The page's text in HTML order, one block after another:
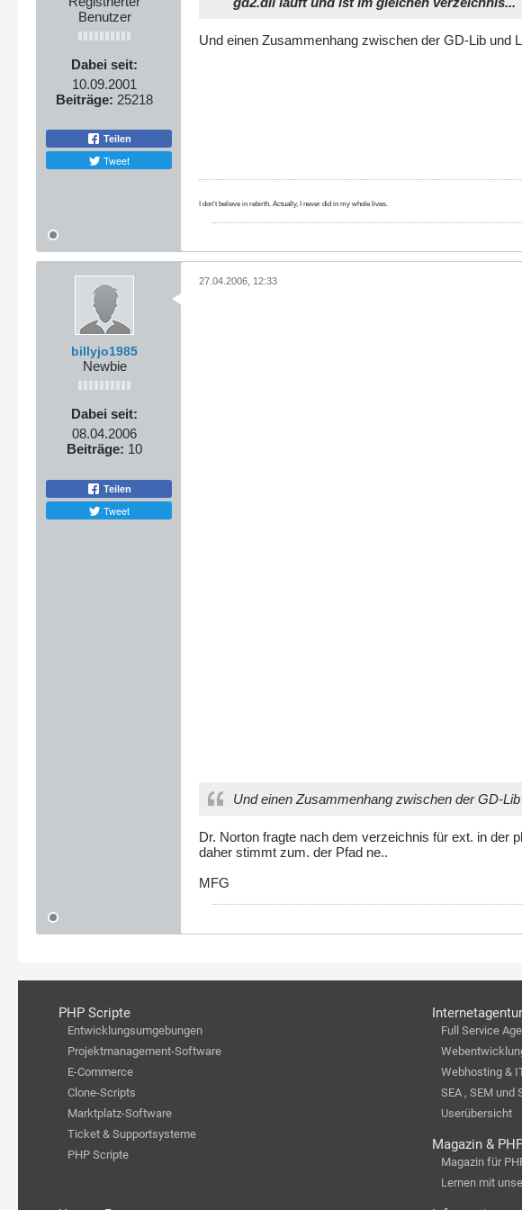
Benutzer
Dabei seit:
10.09.2001
Beiträge: 25218
Teilen
Tweet
Und einen Zusammenhang zwischen der GD-Lib und
I don't believe in rebirth. Actually, I never did in my whole lives.
billyjo1985
Newbie
Dabei seit:
08.04.2006
Beiträge: 10
Teilen
Tweet
27.04.2006, 12:33
Und einen Zusammenhang zwischen der GD-
Dr. Norton fragte nach dem verzeichnis für ext. in der
daher stimmt zum. der Pfad ne..
MFG
PHP Scripte
Entwicklungsumgebungen
Projektmanagement-Software
E-Commerce
Clone-Scripts
Marktplatz-Software
Ticket & Supportsysteme
PHP Scripte
Full Service
Webhosting &
SEA , SEM und
Userübersicht
Magazin &
Magazin für
Lernen mit